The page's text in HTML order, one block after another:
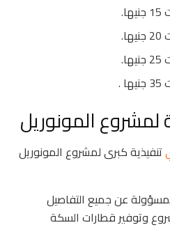
لمشروع المونوريل
تنفيذية كبرى لمشروع المونوريل
عن جميع التفاصيل
وتوفير قطارات السكة